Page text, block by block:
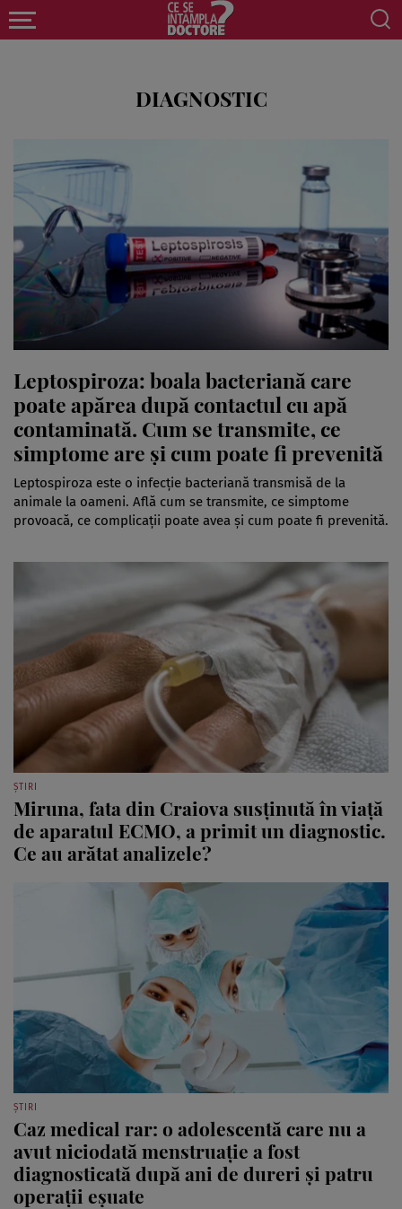
DIAGNOSTIC
Leptospiroza: boala bacteriană care
poate apărea după contactul cu apă
contaminată. Cum se transmite, ce
simptome are și cum poate fi prevenită
Leptospiroza este o infecție bacteriană transmisă de la
animale la oameni. Află cum se transmite, ce simptome
provoacă, ce complicații poate avea și cum poate fi prevenită.
ȘTIRI
Miruna, fata din Craiova susținută în viață
de aparatul ECMO, a primit un diagnostic.
Ce au arătat analizele?
ȘTIRI
Caz medical rar: o adolescentă care nu a
avut niciodată menstruație a fost
diagnosticată după ani de dureri și patru
operații eșuate